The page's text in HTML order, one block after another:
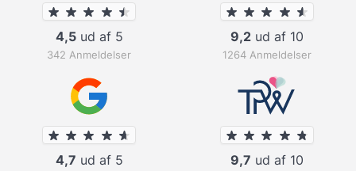
4,5ud af 5
342 Anmeldelser
9,2 ud af 10
1264 Anmeldelser
4,7 ud af 5 9,7 ud af 10